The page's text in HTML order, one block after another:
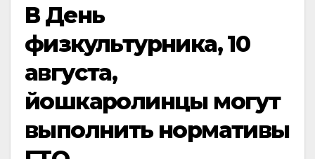
В День
физкультурника, 10
августа,
йошкаролинцы могут
выполнить нормативы